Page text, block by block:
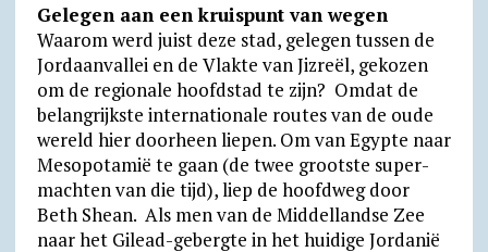
Gelegen aan een kruispunt van wegen
Waarom werd juist deze stad, gelegen tussen de
Jordaanvallei en de Vlakte van Jizreël, gekozen
om de regionale hoofdstad te zijn? Omdat de
belang­rijkste inter­nationale routes van de oude
wereld hier doorheen liepen. Om van Egypte naar
Mesopo­tamië te gaan (de twee grootste super­
machten van die tijd), liep de hoofd­weg door
Beth Shean. Als men van de Middel­landse Zee
naar het Gilead-gebergte in het huidige Jordanië